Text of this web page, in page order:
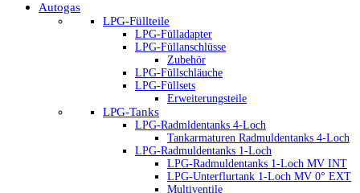
Autogas
LPG-Füllteile
LPG-Fülladapter
LPG-Füllanschlüsse
Zubehör
LPG-Füllschläuche
LPG-Füllsets
Erweiterungsteile
LPG-Tanks
LPG-Radmldentanks 4-Loch
Tankarmaturen Radmuldentanks 4-Loch
LPG-Radmuldentanks 1-Loch
LPG-Radmuldentanks 1-Loch MV INT
LPG-Unterflurtank 1-Loch MV 0° EXT
Multiventile